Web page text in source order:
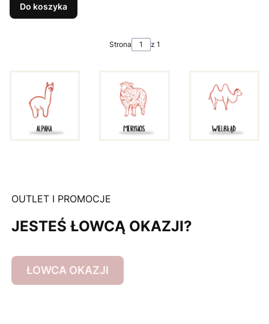
Do koszyka
Strona z 1
OUTLET I PROMOCJE
JESTEŚ ŁOWCĄ OKAZJI?
ŁOWCA OKAZJI